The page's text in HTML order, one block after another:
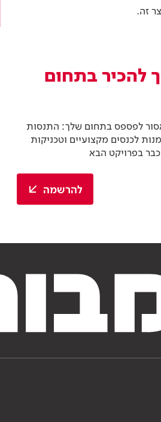
זה.
להכיר בתחום
לפספס בתחום שלך: התנסות
לכנסים מקצועיים וטכניקות
בפרויקט הבא
להרשמה